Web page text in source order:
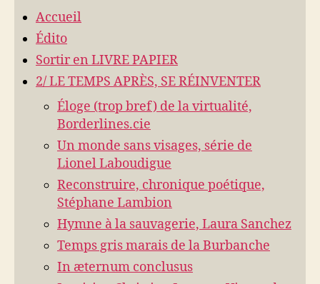
Accueil
Édito
Sortir en LIVRE PAPIER
2/ LE TEMPS APRÈS, SE RÉINVENTER
Éloge (trop bref) de la virtualité,
Borderlines.cie
Un monde sans visages, série de
Lionel Laboudigue
Reconstruire, chronique poétique,
Stéphane Lambion
Hymne à la sauvagerie, Laura Sanchez
Temps gris marais de la Burbanche
In æternum conclusus